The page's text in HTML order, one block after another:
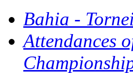
Bahia -
Attendances